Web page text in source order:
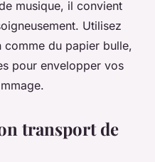
musique, il convient
Utilisez
du papier bulle,
pour envelopper vos
transport de